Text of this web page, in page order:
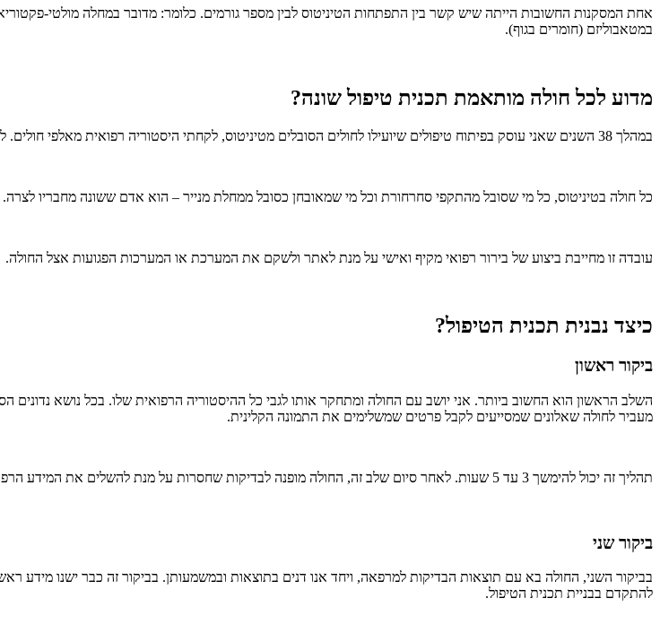
אחת המסקנות החשובות הייתה שיש קשר בין התפתחות הטיניטוס לבין מספר גורמים. כלומר: מדובר במחלה מולטי-
במטאבוליזם (חומרים בגוף).
מדוע לכל חולה מותאמת תכנית טיפול שונה?
במהלך 38 השנים שאני עוסק בפיתוח טיפולים שיועילו לחולים הסובלים מטיניטוס, לקחתי היסטוריה רפואית מאלפי חולים. למרות זאת,
כל חולה בטיניטוס, כל מי שסובל מהתקפי סחרחורת וכל מי שמאובחן כסובל ממחלת מנייר – הוא אדם ששונה מחבריו
עובדה זו מחייבת ביצוע של בירור רפואי מקיף ואישי על מנת לאתר ולשקם את המערכת או המערכות הפגועות אצל החולה.
כיצד נבנית תכנית הטיפול?
ביקור ראשון
השלב הראשון הוא החשוב ביותר. אני יושב עם החולה ומתחקר אותו לגבי כל ההיסטוריה הרפואית שלו. בכל נושא
מעביר לחולה שאלונים שמסייעים לקבל פרטים שמשלימים את התמונה הקלינית.
תהליך זה יכול להימשך 3 עד 5 שעות. לאחר סיום שלב זה, החולה מופנה לבדיקות שחסרות על מנת להשלים את המידע הרפואי.
ביקור שני
בביקור השני, החולה בא עם תוצאות הבדיקות למרפאה, ויחד אנו דנים בתוצאות ובמשמעותן. בביקור זה כבר ישנו מידע
להתקדם בבניית תכנית הטיפול.